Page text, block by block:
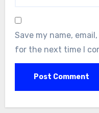
Save my name,
for the next time I